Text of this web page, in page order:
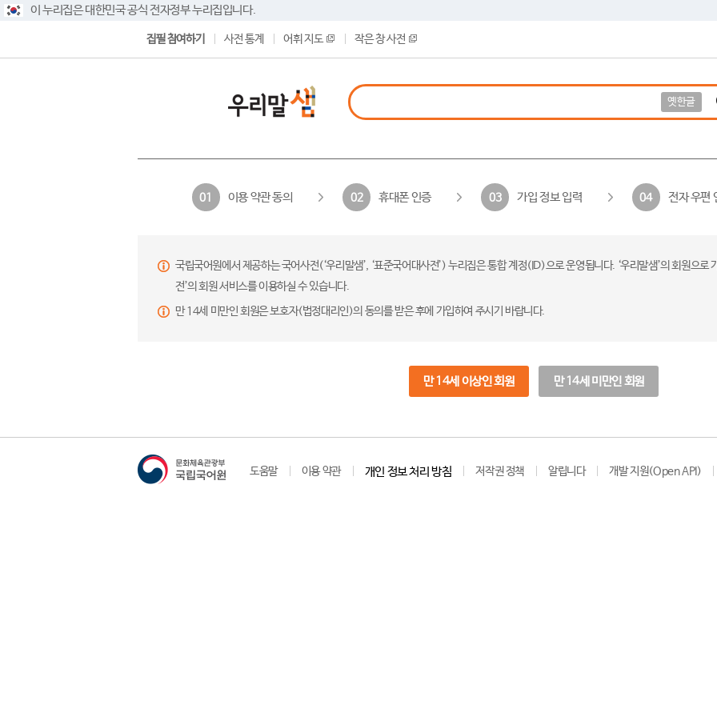
이 누리집은 대한민국 공식 전자정부 누리집입니다.
집필 참여하기 사전 통계 어휘 지도 작은 창 사전
옛한글
01 이용 약관 동의 02 휴대폰 인증 03 가입 정보 입력 04 전자 우편
국립국어원에서 제공하는 국어사전(‘우리말샘’, ‘표준국어대사전’) 누리집은 통합 계정(ID)으로 운영됩니다. ‘우리말샘’의 회원으
전’의 회원 서비스를 이용하실 수 있습니다.
만 14세 미만인 회원은 보호자(법정대리인)의 동의를 받은 후에 가입하여 주시기 바랍니다.
만 14세 이상인 회원 만 14세 미만인 회원
도움말 이용 약관 개인 정보 처리 방침 저작권 정책 알립니다 개발 지원(Open API)